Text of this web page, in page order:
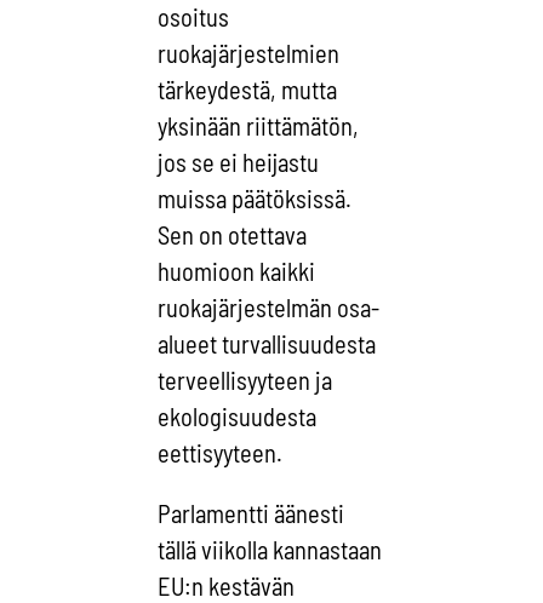
osoitus
ruokajärjestelmien
tärkeydestä, mutta
yksinään riittämätön,
jos se ei heijastu
muissa päätöksissä.
Sen on otettava
huomioon kaikki
ruokajärjestelmän osa-
alueet turvallisuudesta
terveellisyyteen ja
ekologisuudesta
eettisyyteen.
Parlamentti äänesti
tällä viikolla kannastaan
EU:n kestävän